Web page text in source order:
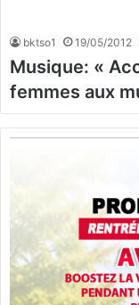
bktso1 19/05/2012
Musique: «
femmes aux